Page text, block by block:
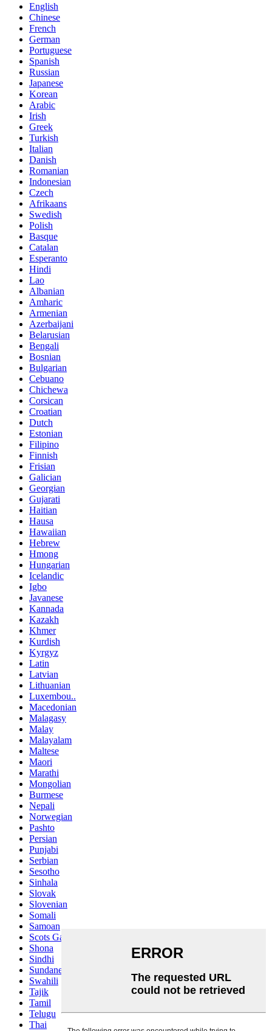
English
Chinese
French
German
Portuguese
Spanish
Russian
Japanese
Korean
Arabic
Irish
Greek
Turkish
Italian
Danish
Romanian
Indonesian
Czech
Afrikaans
Swedish
Polish
Basque
Catalan
Esperanto
Hindi
Lao
Albanian
Amharic
Armenian
Azerbaijani
Belarusian
Bengali
Bosnian
Bulgarian
Cebuano
Chichewa
Corsican
Croatian
Dutch
Estonian
Filipino
Finnish
Frisian
Galician
Georgian
Gujarati
Haitian
Hausa
Hawaiian
Hebrew
Hmong
Hungarian
Icelandic
Igbo
Javanese
Kannada
Kazakh
Khmer
Kurdish
Kyrgyz
Latin
Latvian
Lithuanian
Luxembou..
Macedonian
Malagasy
Malay
Malayalam
Maltese
Maori
Marathi
Mongolian
Burmese
Nepali
Norwegian
Pashto
Persian
Punjabi
Serbian
Sesotho
Sinhala
Slovak
Slovenian
Somali
Samoan
Scots Gaelic
Shona
Sindhi
Sundanese
Swahili
Tajik
Tamil
Telugu
Thai